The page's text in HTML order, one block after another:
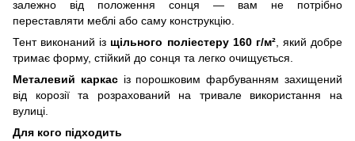
залежно від положення сонця — вам не потрібно
переставляти меблі або саму конструкцію.
Тент виконаний із щільного поліестеру 160 г/м², який добре
тримає форму, стійкий до сонця та легко очищується.
Металевий каркасіз порошковим фарбуванням захищений
від корозії та розрахований на тривале використання на
вулиці.
Для кого підходить